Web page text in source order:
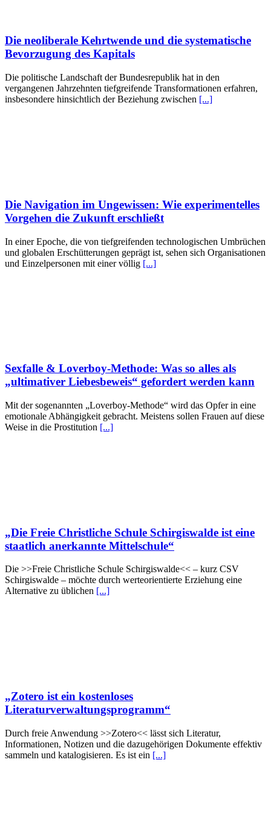
Die neoliberale Kehrtwende und die systematische
Bevorzugung des Kapitals
Die politische Landschaft der Bundesrepublik hat in den
vergangenen Jahrzehnten tiefgreifende Transformationen erfahren,
insbesondere hinsichtlich der Beziehung zwischen [...]
Die Navigation im Ungewissen: Wie experimentelles
Vorgehen die Zukunft erschließt
In einer Epoche, die von tiefgreifenden technologischen Umbrüchen
und globalen Erschütterungen geprägt ist, sehen sich Organisationen
und Einzelpersonen mit einer völlig [...]
Sexfalle & Loverboy-Methode: Was so alles als
„ultimativer Liebesbeweis“ gefordert werden kann
Mit der sogenannten „Loverboy-Methode“ wird das Opfer in eine
emotionale Abhängigkeit gebracht. Meistens sollen Frauen auf diese
Weise in die Prostitution [...]
„Die Freie Christliche Schule Schirgiswalde ist eine
staatlich anerkannte Mittelschule“
Die >>Freie Christliche Schule Schirgiswalde<< – kurz CSV
Schirgiswalde – möchte durch werteorientierte Erziehung eine
Alternative zu üblichen [...]
„Zotero ist ein kostenloses
Literaturverwaltungsprogramm“
Durch freie Anwendung >>Zotero<< lässt sich Literatur,
Informationen, Notizen und die dazugehörigen Dokumente effektiv
sammeln und katalogisieren. Es ist ein [...]